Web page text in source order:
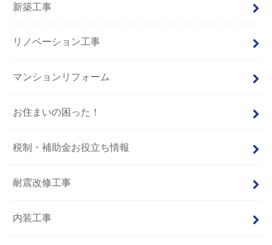
新築工事
リノベーション工事
マンションリフォーム
お住まいの困った！
税制・補助金お役立ち情報
耐震改修工事
内装工事